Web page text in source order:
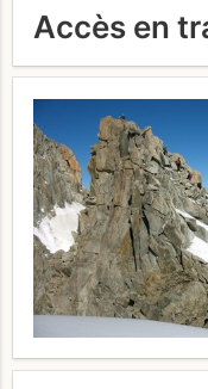
Accès en